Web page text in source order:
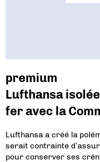
premium
Lufthansa
fer avec la
Lufthansa a créé la
serait contrainte
pour conserver ses